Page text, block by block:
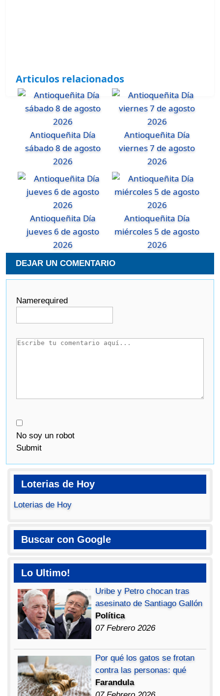
Articulos relacionados
Antioqueñita Día
sábado 8 de agosto
2026
Antioqueñita Día
viernes 7 de agosto
2026
Antioqueñita Día
jueves 6 de agosto
2026
Antioqueñita Día
miércoles 5 de agosto
2026
DEJAR UN COMENTARIO
Namerequired
No soy un robot
Submit
Loterias de Hoy
Loterias de Hoy
Buscar con Google
Lo Ultimo!
Uribe y Petro chocan tras
asesinato de Santiago Gallón
Política
07 Febrero 2026
Por qué los gatos se frotan
contra las personas: qué
Farandula